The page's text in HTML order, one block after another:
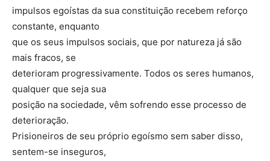
impulsos egoístas da sua constituição recebem reforço
constante, enquanto
que os seus impulsos sociais, que por natureza já são
mais fracos, se
deterioram progressivamente. Todos os seres humanos,
qualquer que seja sua
posição na sociedade, vêm sofrendo esse processo de
deterioração.
Prisioneiros de seu próprio egoísmo sem saber disso,
sentem-se inseguros,